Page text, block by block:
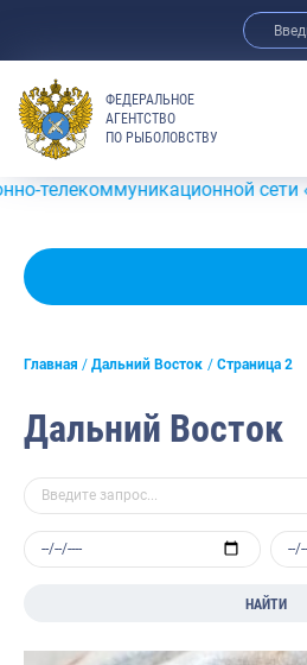
ФЕДЕРАЛЬНОЕ
АГЕНТСТВО
ПО РЫБОЛОВСТВУ
сети
Главная Дальний Восток Страница 2
Дальний Восток
НАЙТИ